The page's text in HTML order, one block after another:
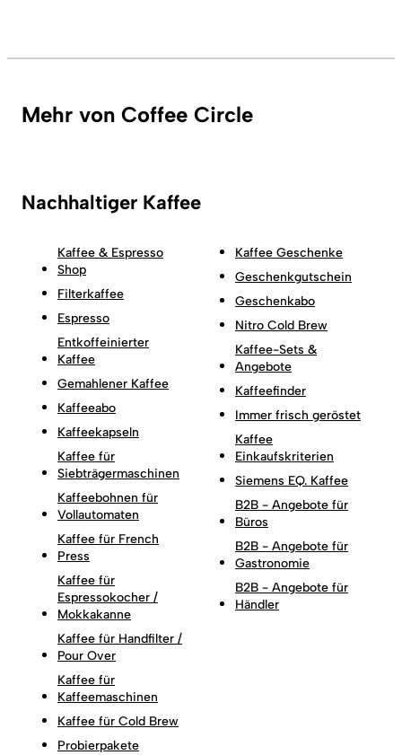
Mehr von Coffee Circle
Nachhaltiger Kaffee
Kaffee & Espresso
Shop
Filterkaffee
Espresso
Entkoffeinierter
Kaffee
Gemahlener Kaffee
Kaffeeabo
Kaffeekapseln
Kaffee für
Siebträgermaschinen
Kaffeebohnen für
Vollautomaten
Kaffee für French
Press
Kaffee für
Espressokocher /
Mokkakanne
Kaffee für Handfilter /
Pour Over
Kaffee für
Kaffeemaschinen
Kaffee für Cold Brew
Probierpakete
Kaffee Geschenke
Geschenkgutschein
Geschenkabo
Nitro Cold Brew
Kaffee-Sets &
Angebote
Kaffeefinder
Immer frisch geröstet
Kaffee
Einkaufskriterien
Siemens EQ. Kaffee
B2B - Angebote für
Büros
B2B - Angebote für
Gastronomie
B2B - Angebote für
Händler